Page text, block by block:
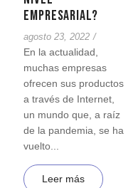
empresarial?
agosto 23, 2022 /
En la actualidad,
muchas empresas
ofrecen sus productos
a través de Internet,
un mundo que, a raíz
de la pandemia, se ha
vuelto...
Leer más